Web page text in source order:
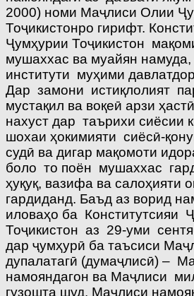
2000) номи Маҷлиси Олии
Тоҷикистонро гирифт.
Ҷумҳурии Тоҷикистон
мушаххас ва муайян
институти муҳими
Дар замони истиқлолият
мустақил ва воқеӣ арзи
нахуст дар таърихи сиёсии
шохаи ҳокимияти сиёсӣ-
судӣ ва дигар мақомоти
боло то поён мушаххас
ҳуқуқ, вазифа ва салоҳияти
гардиданд. Баъд аз ворид
иловаҳо ба Конститутсияи
Тоҷикистон аз 29-уми
дар ҷумҳурӣ ба таъсиси
дупалатагӣ (думаҷлисӣ) –
намояндагон ва Маҷлиси
гузошта шуд. Маҷлиси